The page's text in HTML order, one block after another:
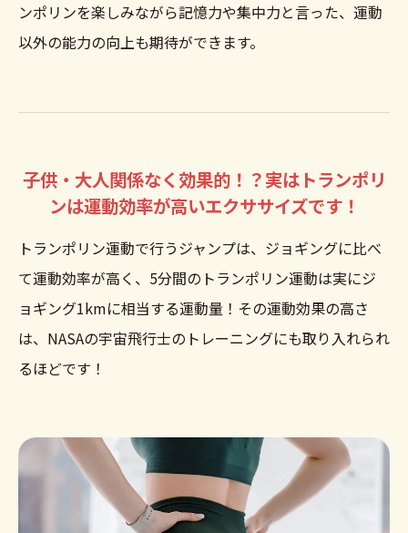
ンポリンを楽しみながら記憶力や集中力と言った、運動
以外の能力の向上も期待ができます。
子供・大人関係なく効果的！？実はトランポリ
ンは運動効率が高いエクササイズです！
トランポリン運動で行うジャンプは、ジョギングに比べ
て運動効率が高く、5分間のトランポリン運動は実にジ
ョギング1kmに相当する運動量！その運動効果の高さ
は、NASAの宇宙飛行士のトレーニングにも取り入れられ
るほどです！